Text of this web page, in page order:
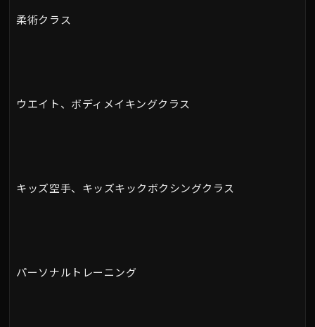
柔術クラス
ウエイト、ボディメイキングクラス
キッズ空手、キッズキックボクシングクラス
パーソナルトレーニング